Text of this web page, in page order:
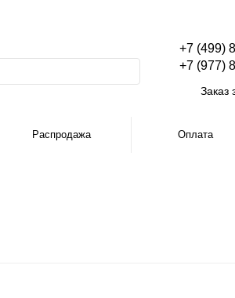
+7 (499)
+7 (977)
Заказ
Распродажа Оплата